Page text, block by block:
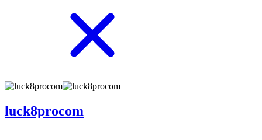
luck8procom